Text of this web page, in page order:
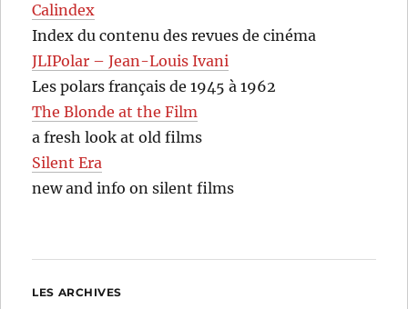
Calindex
Index du contenu des revues de cinéma
JLIPolar – Jean-Louis Ivani
Les polars français de 1945 à 1962
The Blonde at the Film
a fresh look at old films
Silent Era
new and info on silent films
LES ARCHIVES